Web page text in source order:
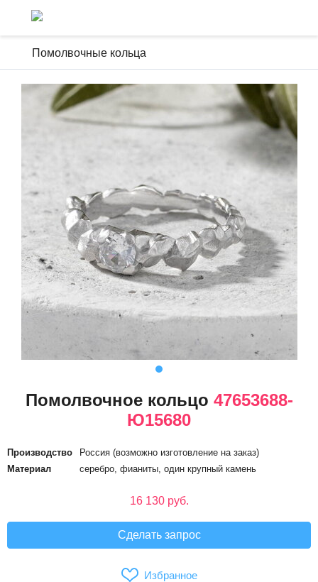
Помолвочные кольца
Помолвочное кольцо 47653688-
Ю15680
Производство
Россия (возможно изготовление на заказ)
Материал
серебро, фианиты, один крупный камень
16 130 руб.
Сделать запрос
Избранное